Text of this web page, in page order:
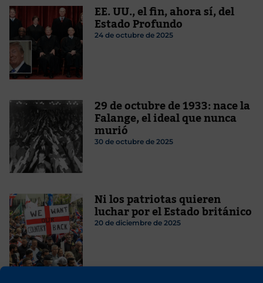
EE. UU., el fin, ahora sí, del
Estado Profundo
24 de octubre de 2025
29 de octubre de 1933: nace la
Falange, el ideal que nunca
murió
30 de octubre de 2025
Ni los patriotas quieren
luchar por el Estado británico
20 de diciembre de 2025